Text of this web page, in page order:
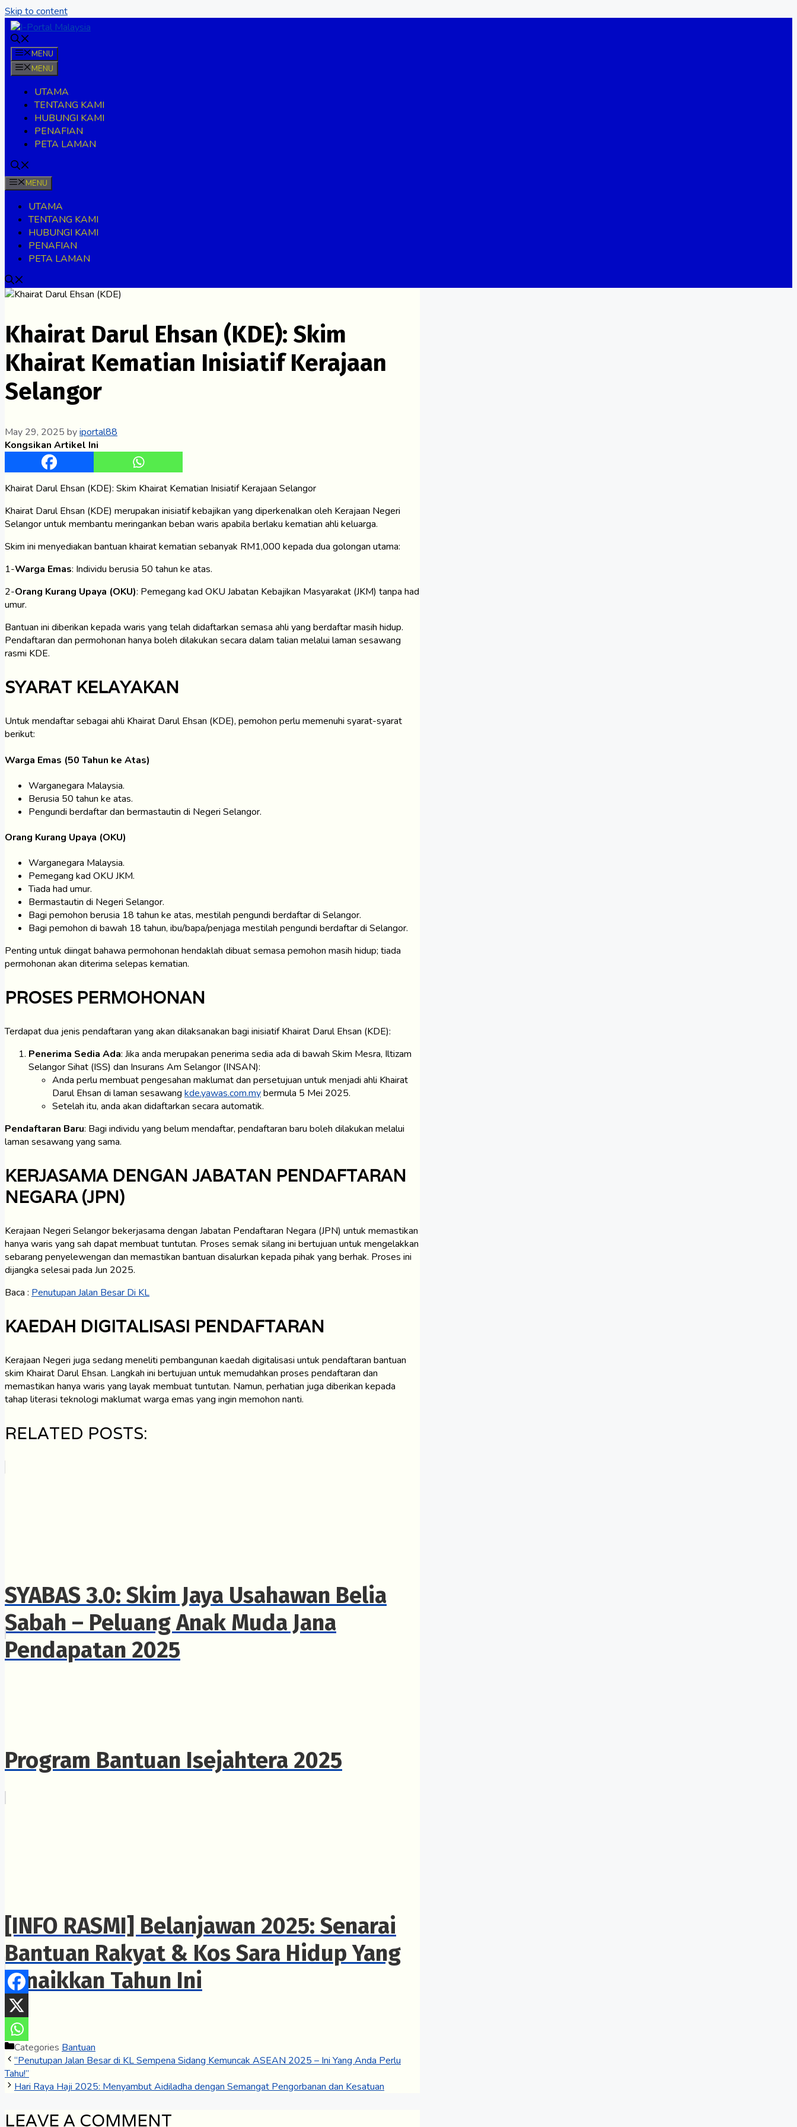
Skip to content
MENU
MENU
UTAMA
TENTANG KAMI
HUBUNGI KAMI
PENAFIAN
PETA LAMAN
MENU
UTAMA
TENTANG KAMI
HUBUNGI KAMI
PENAFIAN
PETA LAMAN
Khairat Darul Ehsan (KDE): Skim
Khairat Kematian Inisiatif Kerajaan
Selangor
May 29, 2025 byiportal88
Kongsikan Artikel Ini
Khairat Darul Ehsan (KDE): Skim Khairat Kematian Inisiatif Kerajaan Selangor
Khairat Darul Ehsan (KDE) merupakan inisiatif kebajikan yang diperkenalkan oleh Kerajaan Negeri
Selangor untuk membantu meringankan beban waris apabila berlaku kematian ahli keluarga.
Skim ini menyediakan bantuan khairat kematian sebanyak RM1,000 kepada dua golongan utama:
1-Warga Emas: Individu berusia 50 tahun ke atas.
2-Orang Kurang Upaya (OKU): Pemegang kad OKU Jabatan Kebajikan Masyarakat (JKM) tanpa had
umur.
Bantuan ini diberikan kepada waris yang telah didaftarkan semasa ahli yang berdaftar masih hidup.
Pendaftaran dan permohonan hanya boleh dilakukan secara dalam talian melalui laman sesawang
rasmi KDE.
SYARAT KELAYAKAN
Untuk mendaftar sebagai ahli Khairat Darul Ehsan (KDE), pemohon perlu memenuhi syarat-syarat
berikut:
Warga Emas (50 Tahun ke Atas)
Warganegara Malaysia.
Berusia 50 tahun ke atas.
Pengundi berdaftar dan bermastautin di Negeri Selangor.
Orang Kurang Upaya (OKU)
Warganegara Malaysia.
Pemegang kad OKU JKM.
Tiada had umur.
Bermastautin di Negeri Selangor.
Bagi pemohon berusia 18 tahun ke atas, mestilah pengundi berdaftar di Selangor.
Bagi pemohon di bawah 18 tahun, ibu/bapa/penjaga mestilah pengundi berdaftar di Selangor.
Penting untuk diingat bahawa permohonan hendaklah dibuat semasa pemohon masih hidup; tiada
permohonan akan diterima selepas kematian.
PROSES PERMOHONAN
Terdapat dua jenis pendaftaran yang akan dilaksanakan bagi inisiatif Khairat Darul Ehsan (KDE):
Penerima Sedia Ada: Jika anda merupakan penerima sedia ada di bawah Skim Mesra, Iltizam
Selangor Sihat (ISS) dan Insurans Am Selangor (INSAN):
Anda perlu membuat pengesahan maklumat dan persetujuan untuk menjadi ahli Khairat
Darul Ehsan di laman sesawang kde.yawas.com.mybermula 5 Mei 2025.
Setelah itu, anda akan didaftarkan secara automatik.
Pendaftaran Baru: Bagi individu yang belum mendaftar, pendaftaran baru boleh dilakukan melalui
laman sesawang yang sama.
KERJASAMA DENGAN JABATAN PENDAFTARAN
NEGARA (JPN)
Kerajaan Negeri Selangor bekerjasama dengan Jabatan Pendaftaran Negara (JPN) untuk memastikan
hanya waris yang sah dapat membuat tuntutan. Proses semak silang ini bertujuan untuk mengelakkan
sebarang penyelewengan dan memastikan bantuan disalurkan kepada pihak yang berhak. Proses ini
dijangka selesai pada Jun 2025.
Baca : Penutupan Jalan Besar Di KL
KAEDAH DIGITALISASI PENDAFTARAN
Kerajaan Negeri juga sedang meneliti pembangunan kaedah digitalisasi untuk pendaftaran bantuan
skim Khairat Darul Ehsan. Langkah ini bertujuan untuk memudahkan proses pendaftaran dan
memastikan hanya waris yang layak membuat tuntutan. Namun, perhatian juga diberikan kepada
tahap literasi teknologi maklumat warga emas yang ingin memohon nanti.
RELATED POSTS:
SYABAS 3.0: Skim Jaya Usahawan Belia
Sabah – Peluang Anak Muda Jana
Pendapatan 2025
Program Bantuan Isejahtera 2025
[INFO RASMI] Belanjawan 2025: Senarai
Bantuan Rakyat & Kos Sara Hidup Yang
Dinaikkan Tahun Ini
Categories Bantuan
“Penutupan Jalan Besar di KL Sempena Sidang Kemuncak ASEAN 2025 – Ini Yang Anda Perlu
Tahu!”
Hari Raya Haji 2025: Menyambut Aidiladha dengan Semangat Pengorbanan dan Kesatuan
LEAVE A COMMENT